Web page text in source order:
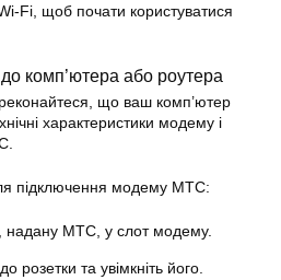
Fi, щоб почати користуватися
комп’ютера або роутера
що ваш комп’ютер
характеристики модему і
підключення модему МТС:
надану МТС, у слот модему.
розетки та увімкніть його.